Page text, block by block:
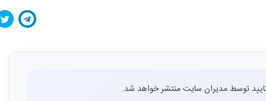
توسط مدیران سایت منتشر خواهد شد.